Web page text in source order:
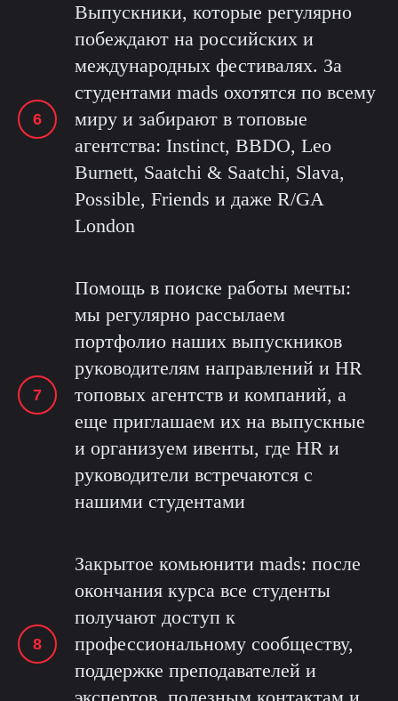
Выпускники, которые регулярно
побеждают на российских и
международных фестивалях. За
студентами mads охотятся по всему
миру и забирают в топовые
агентства: Instinct, BBDO, Leo
Burnett, Saatchi & Saatchi, Slava,
Possible, Friends и даже R/GA
London
Помощь в поиске работы мечты:
мы регулярно рассылаем
портфолио наших выпускников
руководителям направлений и HR
топовых агентств и компаний, а
еще приглашаем их на выпускные
и организуем ивенты, где HR и
руководители встречаются с
нашими студентами
Закрытое комьюнити mads: после
окончания курса все студенты
получают доступ к
профессиональному сообществу,
поддержке преподавателей и